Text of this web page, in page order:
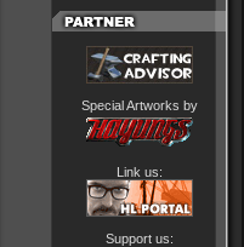
Special Artworks by
Link us:
Support us: